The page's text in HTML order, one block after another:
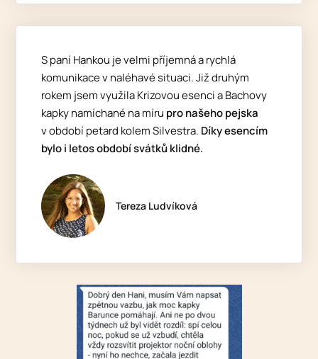
S paní Hankou je velmi příjemná a rychlá
komunikace v naléhavé situaci. Již druhým
rokem jsem využila Krizovou esenci a Bachovy
kapky namíchané na míru pro našeho pejska
v období petard kolem Silvestra. Díky esencím
bylo i letos období svátků klidné.
Tereza Ludvíková